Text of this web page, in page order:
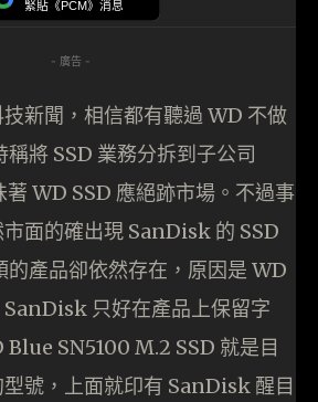
緊貼《PCM》消息
- 廣告 -
新聞，相信都有聽過 WD 不做
稱將 SSD 業務分拆到子公司
WD SSD 應絕跡市場。不過事
面的確出現 SanDisk 的 SSD
的產品卻依然存在，原因是 WD
只好在產品上保留字
Blue SN5100 M.2 SSD 就是目
號，上面就印有 SanDisk 醒目